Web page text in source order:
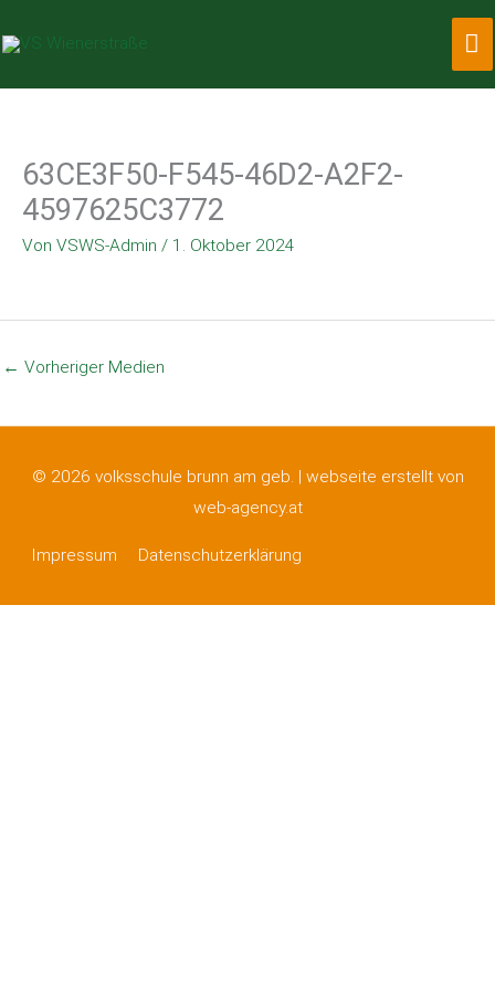
Inhalt
63CE3F50-F545-46D2-A2F2-
4597625C3772
Von VSWS-Admin / 1. Oktober 2024
← Vorheriger Medien
© 2026 volksschule brunn am geb. | webseite erstellt von
web-agency.at
Impressum Datenschutzerklärung